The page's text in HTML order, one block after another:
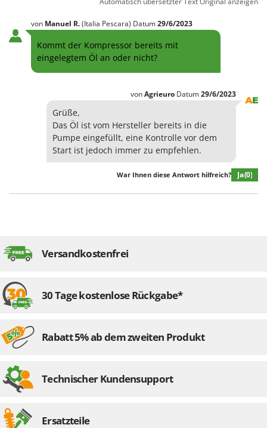
von Manuel R.(Italia Pescara) Datum29/6/2023
Kommt der Kompressor bereits mit
eingelegtem Öl an oder nicht?
vonAgrieuro Datum29/6/2023
Grüße,
Das Öl ist vom Hersteller bereits in die
Pumpe eingefüllt, eine Kontrolle vor dem
Start ist jedoch immer zu empfehlen.
War Ihnen diese Antwort hilfreich? Ja(0)
Versandkostenfrei
30 Tage kostenlose Rückgabe*
Rabatt 5% ab dem zweiten Produkt
Technischer Kundensupport
Ersatzteile